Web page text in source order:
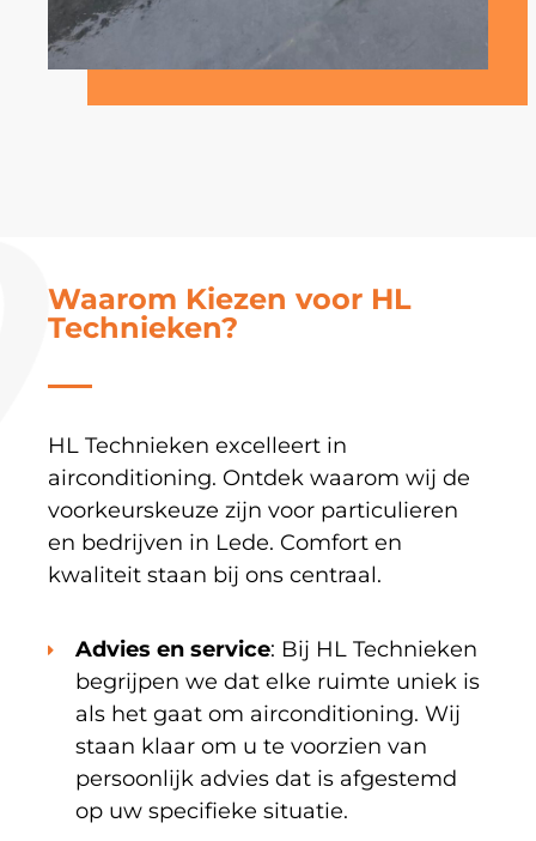
Waarom Kiezen voor HL
Technieken?
HL Technieken excelleert in
airconditioning. Ontdek waarom wij de
voorkeurskeuze zijn voor particulieren
en bedrijven in Lede. Comfort en
kwaliteit staan bij ons centraal.
Advies en service: Bij HL Technieken
begrijpen we dat elke ruimte uniek is
als het gaat om airconditioning. Wij
staan klaar om u te voorzien van
persoonlijk advies dat is afgestemd
op uw specifieke situatie.